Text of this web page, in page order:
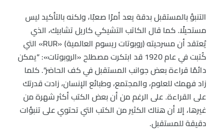
التنبؤ بالمستقبل بدقة يعد أمرًا صعبًا، ولكنه بالتأكيد ليس
مستحيلًا. كما قال الكاتب التشيكي كاريل تشابيك، الذي
يُعتقد أن مسرحيته (روبوتات ريسوم العالمية) «RUR» التي
كُتبت في عام 1920 قد ابتكرت مصطلح «الروبوتات»: “يمكن
دائمًا قراءة بعض جوانب المستقبل في كف الحاضر”. كلما
زاد فهمك للعلوم، والمجتمع، وطبائع الإنسان، زادت قدرتك
على القراءة. على الرغم من أن بعض الكتب أكثر شهرة من
غيرها، إلا أن هناك الكثير من الكتب التي تحتوي على تنبؤات
دقيقة للمستقبل.